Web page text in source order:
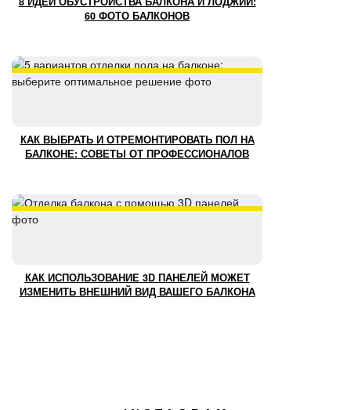
60 ФОТО БАЛКОНОВ
КАК ВЫБРАТЬ И ОТРЕМОНТИРОВАТЬ ПОЛ НА
БАЛКОНЕ: СОВЕТЫ ОТ ПРОФЕССИОНАЛОВ
КАК ИСПОЛЬЗОВАНИЕ 3D ПАНЕЛЕЙ МОЖЕТ
ИЗМЕНИТЬ ВНЕШНИЙ ВИД ВАШЕГО БАЛКОНА